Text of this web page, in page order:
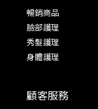
暢銷商品
臉部護理
秀髮護理
身體護理
顧客服務